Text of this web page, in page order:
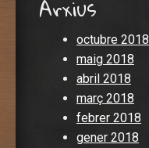
Arxius
octubre 2018
maig 2018
abril 2018
març 2018
febrer 2018
gener 2018